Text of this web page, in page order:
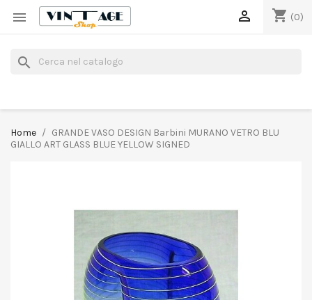
 shopping_cart (0)

search
Home
GRANDE VASO DESIGN Barbini MURANO VETRO BLU
GIALLO ART GLASS BLUE YELLOW SIGNED